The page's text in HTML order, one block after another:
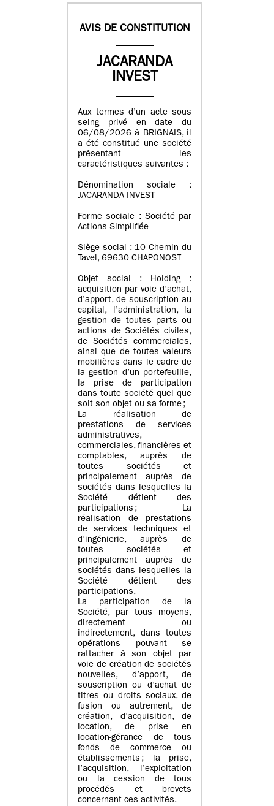
AVIS DE CONSTITUTION
JACARANDA
INVEST
Aux termes d’un acte sous
seing privé en date du
06/08/2026 à BRIGNAIS, il
a été constitué une société
présentant les
caractéristiques suivantes :
Dénomination sociale :
JACARANDA INVEST
Forme sociale : Société par
Actions Simplifiée
Siège social : 10 Chemin du
Tavel, 69630 CHAPONOST
Objet social : Holding :
acquisition par voie d’achat,
d’apport, de souscription au
capital, l’administration, la
gestion de toutes parts ou
actions de Sociétés civiles,
de Sociétés commerciales,
ainsi que de toutes valeurs
mobilières dans le cadre de
la gestion d’un portefeuille,
la prise de participation
dans toute société quel que
soit son objet ou sa forme ;
La réalisation de
prestations de services
administratives,
commerciales, financières et
comptables, auprès de
toutes sociétés et
principalement auprès de
sociétés dans lesquelles la
Société détient des
participations ; La
réalisation de prestations
de services techniques et
d’ingénierie, auprès de
toutes sociétés et
principalement auprès de
sociétés dans lesquelles la
Société détient des
participations,
La participation de la
Société, par tous moyens,
directement ou
indirectement, dans toutes
opérations pouvant se
rattacher à son objet par
voie de création de sociétés
nouvelles, d’apport, de
souscription ou d’achat de
titres ou droits sociaux, de
fusion ou autrement, de
création, d’acquisition, de
location, de prise en
location-gérance de tous
fonds de commerce ou
établissements ; la prise,
l’acquisition, l’exploitation
ou la cession de tous
procédés et brevets
concernant ces activités.